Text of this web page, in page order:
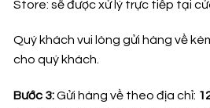
Store: sẽ được xử lý trực tiếp tại
Quý khách vui lòng gửi hàng về
cho quý khách.
Bước 3:Gửi hàng về theo địa chỉ: